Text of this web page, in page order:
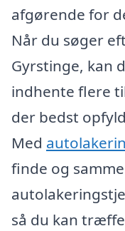
afgørende for
Når du søger
Gyrstinge, kan
indhente flere
der bedst
Med
finde og
så du kan